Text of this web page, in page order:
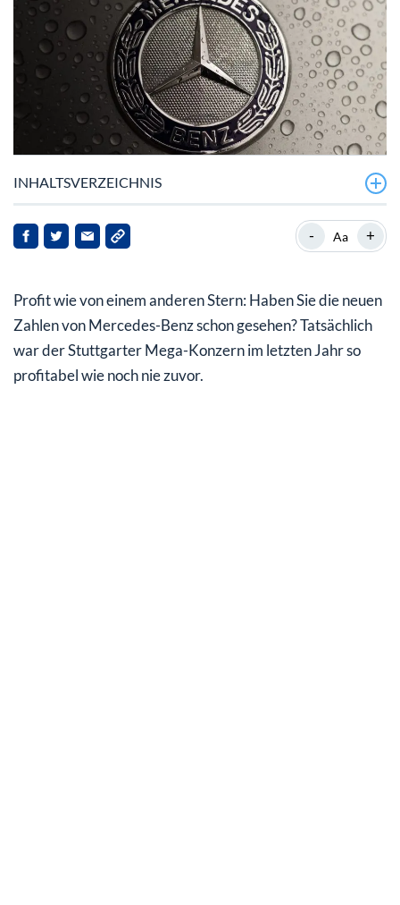
INHALTSVERZEICHNIS
Geldmaschine Mercedes-Benz: So stark stiegen die
Gewinne in 2022
Aber warum schwimmt Mercedes-Benz eigentlich im
Geld?
Mercedes-Benz-Aktie: zurück zu alter Stärke
- Aa +
Profit wie von einem anderen Stern: Haben Sie die neuen
Zahlen von Mercedes-Benz schon gesehen? Tatsächlich
war der Stuttgarter Mega-Konzern im letzten Jahr so
profitabel wie noch nie zuvor.